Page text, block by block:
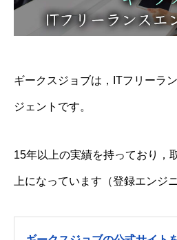
ギークスジョブは，ITフリーラ
ジェントです。
15年以上の実績を持っており，
上になっています（登録エンジ